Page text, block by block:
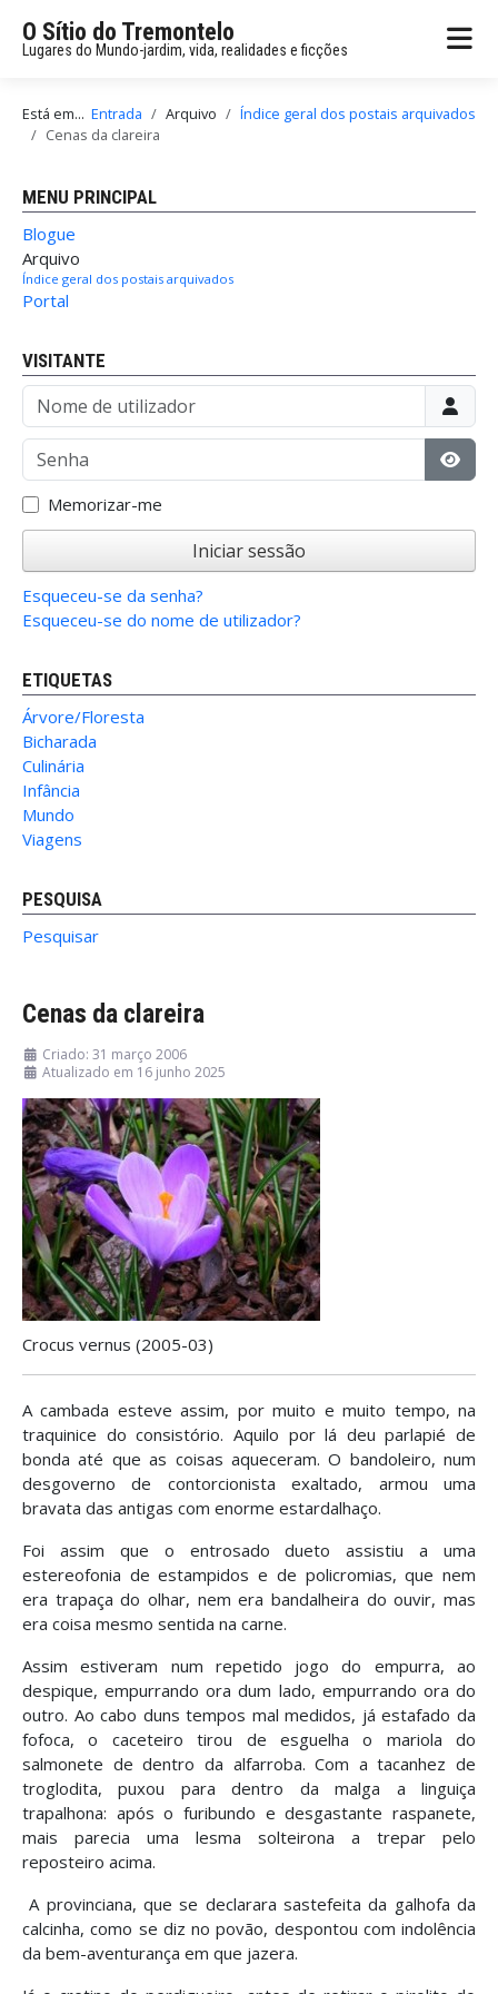
O Sítio do Tremontelo
Lugares do Mundo-jardim, vida, realidades e ficções
Está em... Entrada Arquivo
Índice geral dos postais arquivados
Cenas da clareira
MENU PRINCIPAL
Blogue
Arquivo
Índice geral dos postais arquivados
Portal
VISITANTE
Nome de utilizador
Senha
Memorizar-me
Iniciar sessão
Esqueceu-se da senha?
Esqueceu-se do nome de utilizador?
ETIQUETAS
Árvore/Floresta
Bicharada
Culinária
Infância
Mundo
Viagens
PESQUISA
Pesquisar
Cenas da clareira
Criado: 31 março 2006
Atualizado em 16 junho 2025
Crocus vernus (2005-03)
A cambada esteve assim, por muito e muito tempo, na
traquinice do consistório. Aquilo por lá deu parlapié de
bonda até que as coisas aqueceram. O bandoleiro, num
desgoverno de contorcionista exaltado, armou uma
bravata das antigas com enorme estardalhaço.
Foi assim que o entrosado dueto assistiu a uma
estereofonia de estampidos e de policromias, que nem
era trapaça do olhar, nem era bandalheira do ouvir, mas
era coisa mesmo sentida na carne.
Assim estiveram num repetido jogo do empurra, ao
despique, empurrando ora dum lado, empurrando ora do
outro. Ao cabo duns tempos mal medidos, já estafado da
fofoca, o caceteiro tirou de esguelha o mariola do
salmonete de dentro da alfarroba. Com a tacanhez de
troglodita, puxou para dentro da malga a linguiça
trapalhona: após o furibundo e desgastante raspanete,
mais parecia uma lesma solteirona a trepar pelo
reposteiro acima.
A provinciana, que se declarara sastefeita da galhofa da
calcinha, como se diz no povão, despontou com indolência
da bem-aventurança em que jazera.